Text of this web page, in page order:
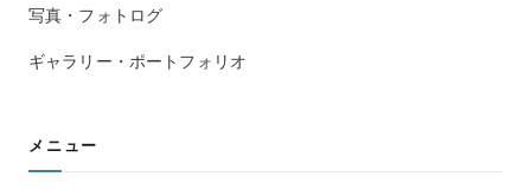
写真・フォトログ
ギャラリー・ポートフォリオ
メニュー